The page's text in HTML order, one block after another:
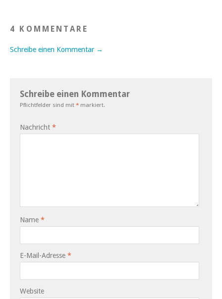
4 KOMMENTARE
Schreibe einen Kommentar →
Schreibe einen Kommentar
Pflichtfelder sind mit * markiert.
Nachricht *
Name *
E-Mail-Adresse *
Website